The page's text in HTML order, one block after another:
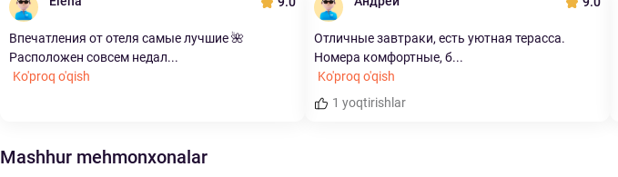
Впечатления от отеля самые лучшие 🌺
Расположен совсем недал...
Ko'proq o'qish
Отличные завтраки, есть уютная терасса.
Номера комфортные, б...
Ko'proq o'qish
1 yoqtirishlar
Mashhur mehmonxonalar